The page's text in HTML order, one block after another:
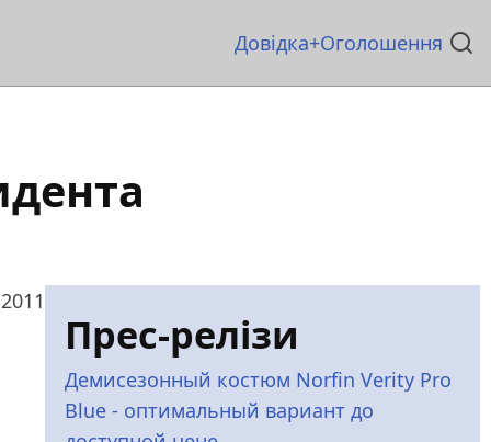
Основна
Довідка Оголошення
Прес-релізи
Демисезонный костюм Norfin Verity Pro
Blue - оптимальный вариант до